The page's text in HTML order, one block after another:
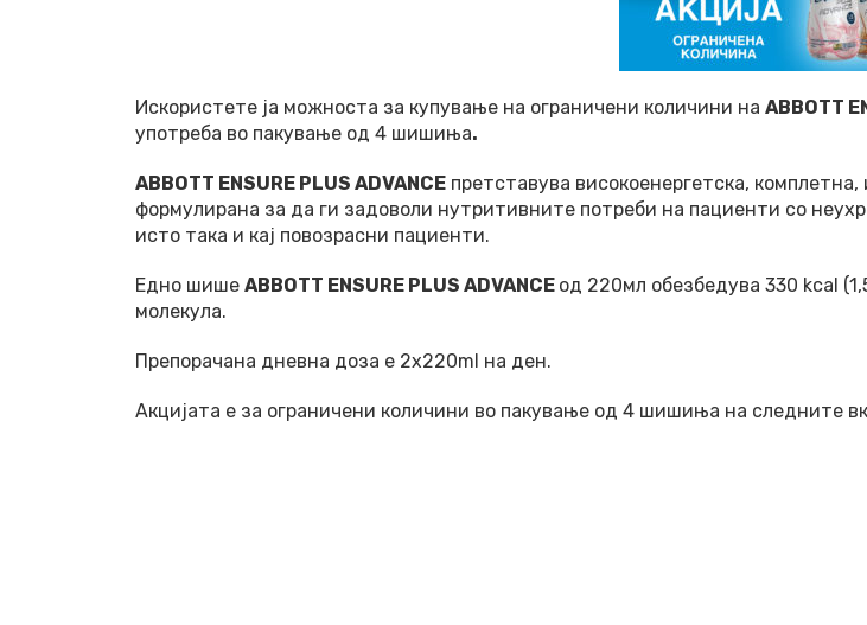
Искористете ја можноста за купување на ограничени количини на ABBOTT
употреба во пакување од 4 шишиња.
ABBOTT ENSURE PLUS ADVANCE претставува високоенергетска,
формулирана за да ги задоволи нутритивните потреби на пациенти со
исто така и кај повозрасни пациенти.
Едно шише ABBOTT ENSURE PLUS ADVANCE од 220мл обезбедува 330 kcal
молекула.
Препорачана дневна доза е 2х220ml на ден.
Акцијата е за ограничени количини во пакување од 4 шишиња на следните